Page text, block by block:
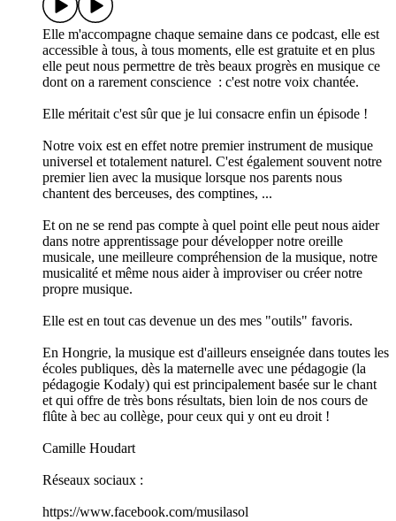
Elle m'accompagne chaque semaine dans ce podcast, elle est
accessible à tous, à tous moments, elle est gratuite et en plus
elle peut nous permettre de très beaux progrès en musique ce
dont on a rarement conscience : c'est notre voix chantée.
Elle méritait c'est sûr que je lui consacre enfin un épisode !
Notre voix est en effet notre premier instrument de musique
universel et totalement naturel. C'est également souvent notre
premier lien avec la musique lorsque nos parents nous
chantent des berceuses, des comptines, ...
Et on ne se rend pas compte à quel point elle peut nous aider
dans notre apprentissage pour développer notre oreille
musicale, une meilleure compréhension de la musique, notre
musicalité et même nous aider à improviser ou créer notre
propre musique.
Elle est en tout cas devenue un des mes "outils" favoris.
En Hongrie, la musique est d'ailleurs enseignée dans toutes les
écoles publiques, dès la maternelle avec une pédagogie (la
pédagogie Kodaly) qui est principalement basée sur le chant
et qui offre de très bons résultats, bien loin de nos cours de
flûte à bec au collège, pour ceux qui y ont eu droit !
Camille Houdart
Réseaux sociaux :
https://www.facebook.com/musilasol